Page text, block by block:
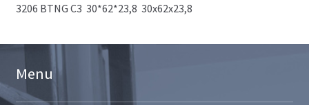
3206 BTNG C3 30*62*23,8 30x62x23,8
Menu